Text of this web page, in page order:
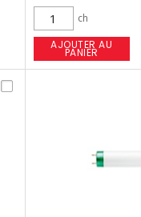
ch
AJOUTER AU
PANIER